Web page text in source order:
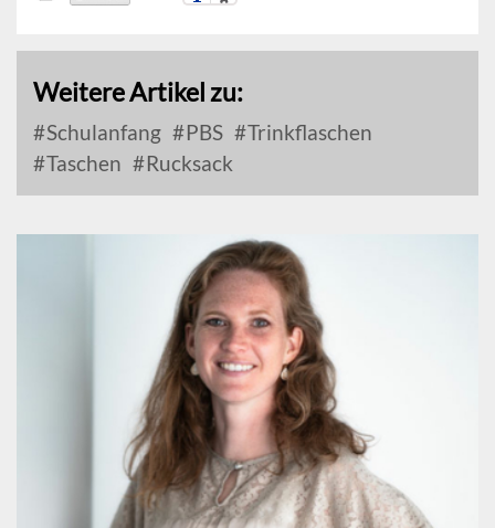
Weitere Artikel zu:
Schulanfang PBS
Trinkflaschen
Taschen
Rucksack